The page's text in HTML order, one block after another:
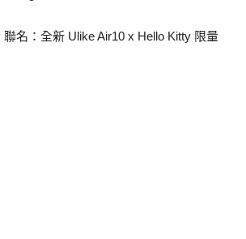
名：全新 Ulike Air10 x Hello Kitty 限量